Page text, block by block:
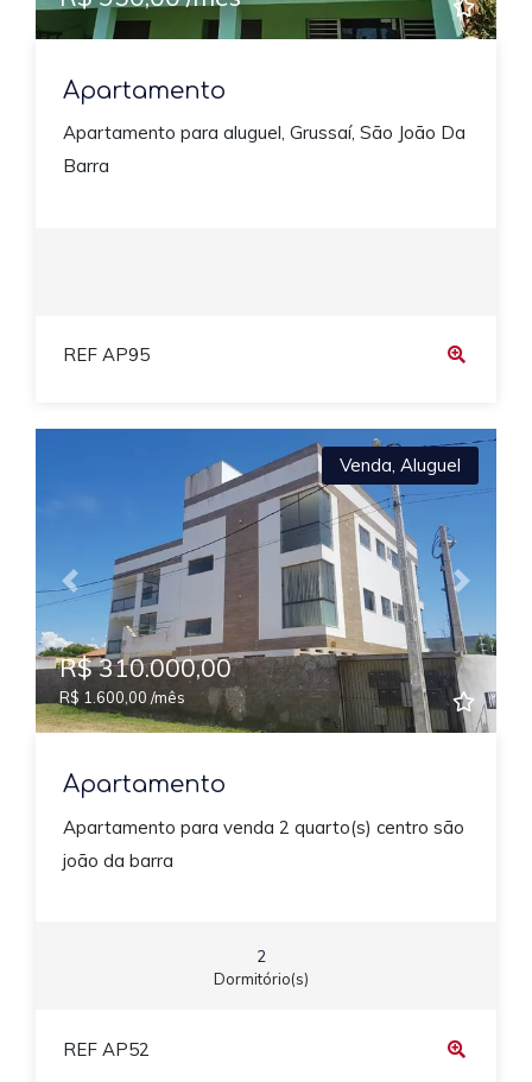
Apartamento
Apartamento para aluguel, Grussaí, São João Da
Barra
REF AP95
Previous Next
Venda, Aluguel
R$ 310.000,00
R$ 1.600,00 /mês
Apartamento
Apartamento para venda 2 quarto(s) centro são
joão da barra
2
Dormitório(s)
REF AP52